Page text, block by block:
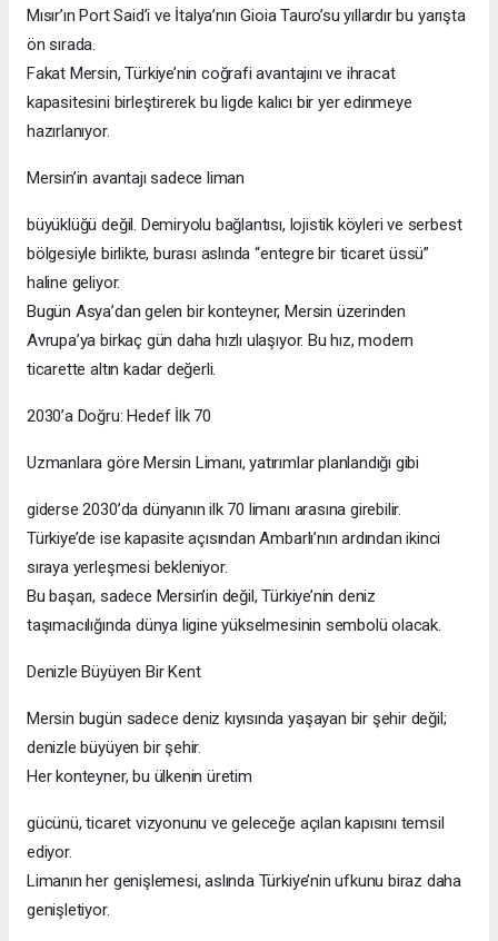
Mısır’ın Port Said’i ve İtalya’nın Gioia Tauro’su yıllardır bu yarışta
ön sırada.
Fakat Mersin, Türkiye’nin coğrafi avantajını ve ihracat
kapasitesini birleştirerek bu ligde kalıcı bir yer edinmeye
hazırlanıyor.
Mersin’in avantajı sadece liman
büyüklüğü değil. Demiryolu bağlantısı, lojistik köyleri ve serbest
bölgesiyle birlikte, burası aslında “entegre bir ticaret üssü”
haline geliyor.
Bugün Asya’dan gelen bir konteyner, Mersin üzerinden
Avrupa’ya birkaç gün daha hızlı ulaşıyor. Bu hız, modern
ticarette altın kadar değerli.
2030’a Doğru: Hedef İlk 70
Uzmanlara göre Mersin Limanı, yatırımlar planlandığı gibi
giderse 2030’da dünyanın ilk 70 limanı arasına girebilir.
Türkiye’de ise kapasite açısından Ambarlı’nın ardından ikinci
sıraya yerleşmesi bekleniyor.
Bu başarı, sadece Mersin’in değil, Türkiye’nin deniz
taşımacılığında dünya ligine yükselmesinin sembolü olacak.
Denizle Büyüyen Bir Kent
Mersin bugün sadece deniz kıyısında yaşayan bir şehir değil;
denizle büyüyen bir şehir.
Her konteyner, bu ülkenin üretim
gücünü, ticaret vizyonunu ve geleceğe açılan kapısını temsil
ediyor.
Limanın her genişlemesi, aslında Türkiye’nin ufkunu biraz daha
genişletiyor.